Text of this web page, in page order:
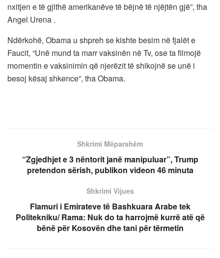
nxitjen e të gjithë amerikanëve të bëjnë të njëjtën gjë”, tha
Angel Urena .
Ndërkohë, Obama u shpreh se kishte besim në fjalët e
Faucit, “Unë mund ta marr vaksinën në Tv, ose ta filmojë
momentin e vaksinimin që njerëzit të shikojnë se unë i
besoj kësaj shkence”, tha Obama.
Shkrimi Mëparshëm
“Zgjedhjet e 3 nëntorit janë manipuluar”, Trump
pretendon sërish, publikon videon 46 minuta
Shkrimi Vijues
Flamuri i Emirateve të Bashkuara Arabe tek
Politekniku/ Rama: Nuk do ta harrojmë kurrë atë që
bënë për Kosovën dhe tani për tërmetin